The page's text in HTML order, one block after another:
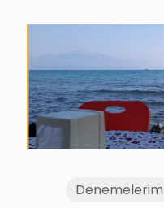
Denemelerim